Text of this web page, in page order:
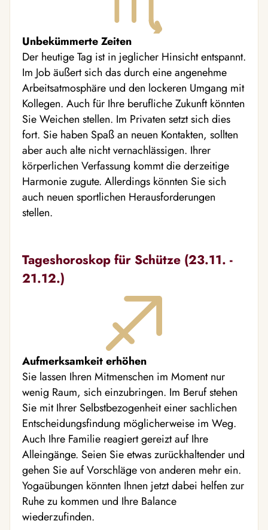
Unbekümmerte Zeiten
Der heutige Tag ist in jeglicher Hinsicht entspannt.
Im Job äußert sich das durch eine angenehme
Arbeitsatmosphäre und den lockeren Umgang mit
Kollegen. Auch für Ihre berufliche Zukunft könnten
Sie Weichen stellen. Im Privaten setzt sich dies
fort. Sie haben Spaß an neuen Kontakten, sollten
aber auch alte nicht vernachlässigen. Ihrer
körperlichen Verfassung kommt die derzeitige
Harmonie zugute. Allerdings könnten Sie sich
auch neuen sportlichen Herausforderungen
stellen.
Tageshoroskop für Schütze (23.11. -
21.12.)
Aufmerksamkeit erhöhen
Sie lassen Ihren Mitmenschen im Moment nur
wenig Raum, sich einzubringen. Im Beruf stehen
Sie mit Ihrer Selbstbezogenheit einer sachlichen
Entscheidungsfindung möglicherweise im Weg.
Auch Ihre Familie reagiert gereizt auf Ihre
Alleingänge. Seien Sie etwas zurückhaltender und
gehen Sie auf Vorschläge von anderen mehr ein.
Yogaübungen könnten Ihnen jetzt dabei helfen zur
Ruhe zu kommen und Ihre Balance
wiederzufinden.